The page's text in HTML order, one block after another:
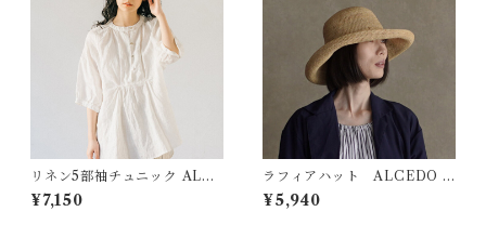
リネン5部袖チュニック ALCE
DO
¥7,150
ラフィアハット ALCEDO 1
42001
¥5,940